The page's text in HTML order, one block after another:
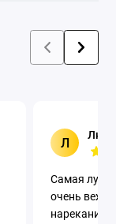
оборотов
Л
Самая
очень
нареканий.